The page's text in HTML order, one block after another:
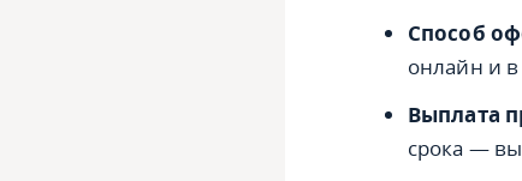
Способ
онлайн и
Выплата
срока —